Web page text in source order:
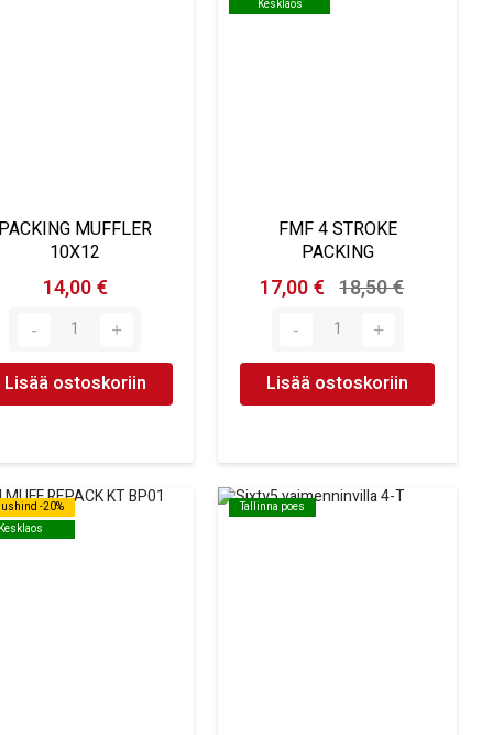
PACKING MUFFLER
10X12
14,00 €
Lisää ostoskoriin
Kesklaos
Kesklaos
FMF 4 STROKE
PACKING
17,00 € 18,50 €
Lisää ostoskoriin
-20%
Kesklaos
-20%
Kesklaos
Tallinna poes
Tallinna poes